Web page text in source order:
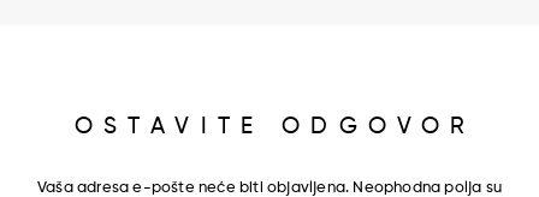
OSTAVITE ODGOVOR
Vaša adresa e-pošte neće biti objavljena. Neophodna polja su